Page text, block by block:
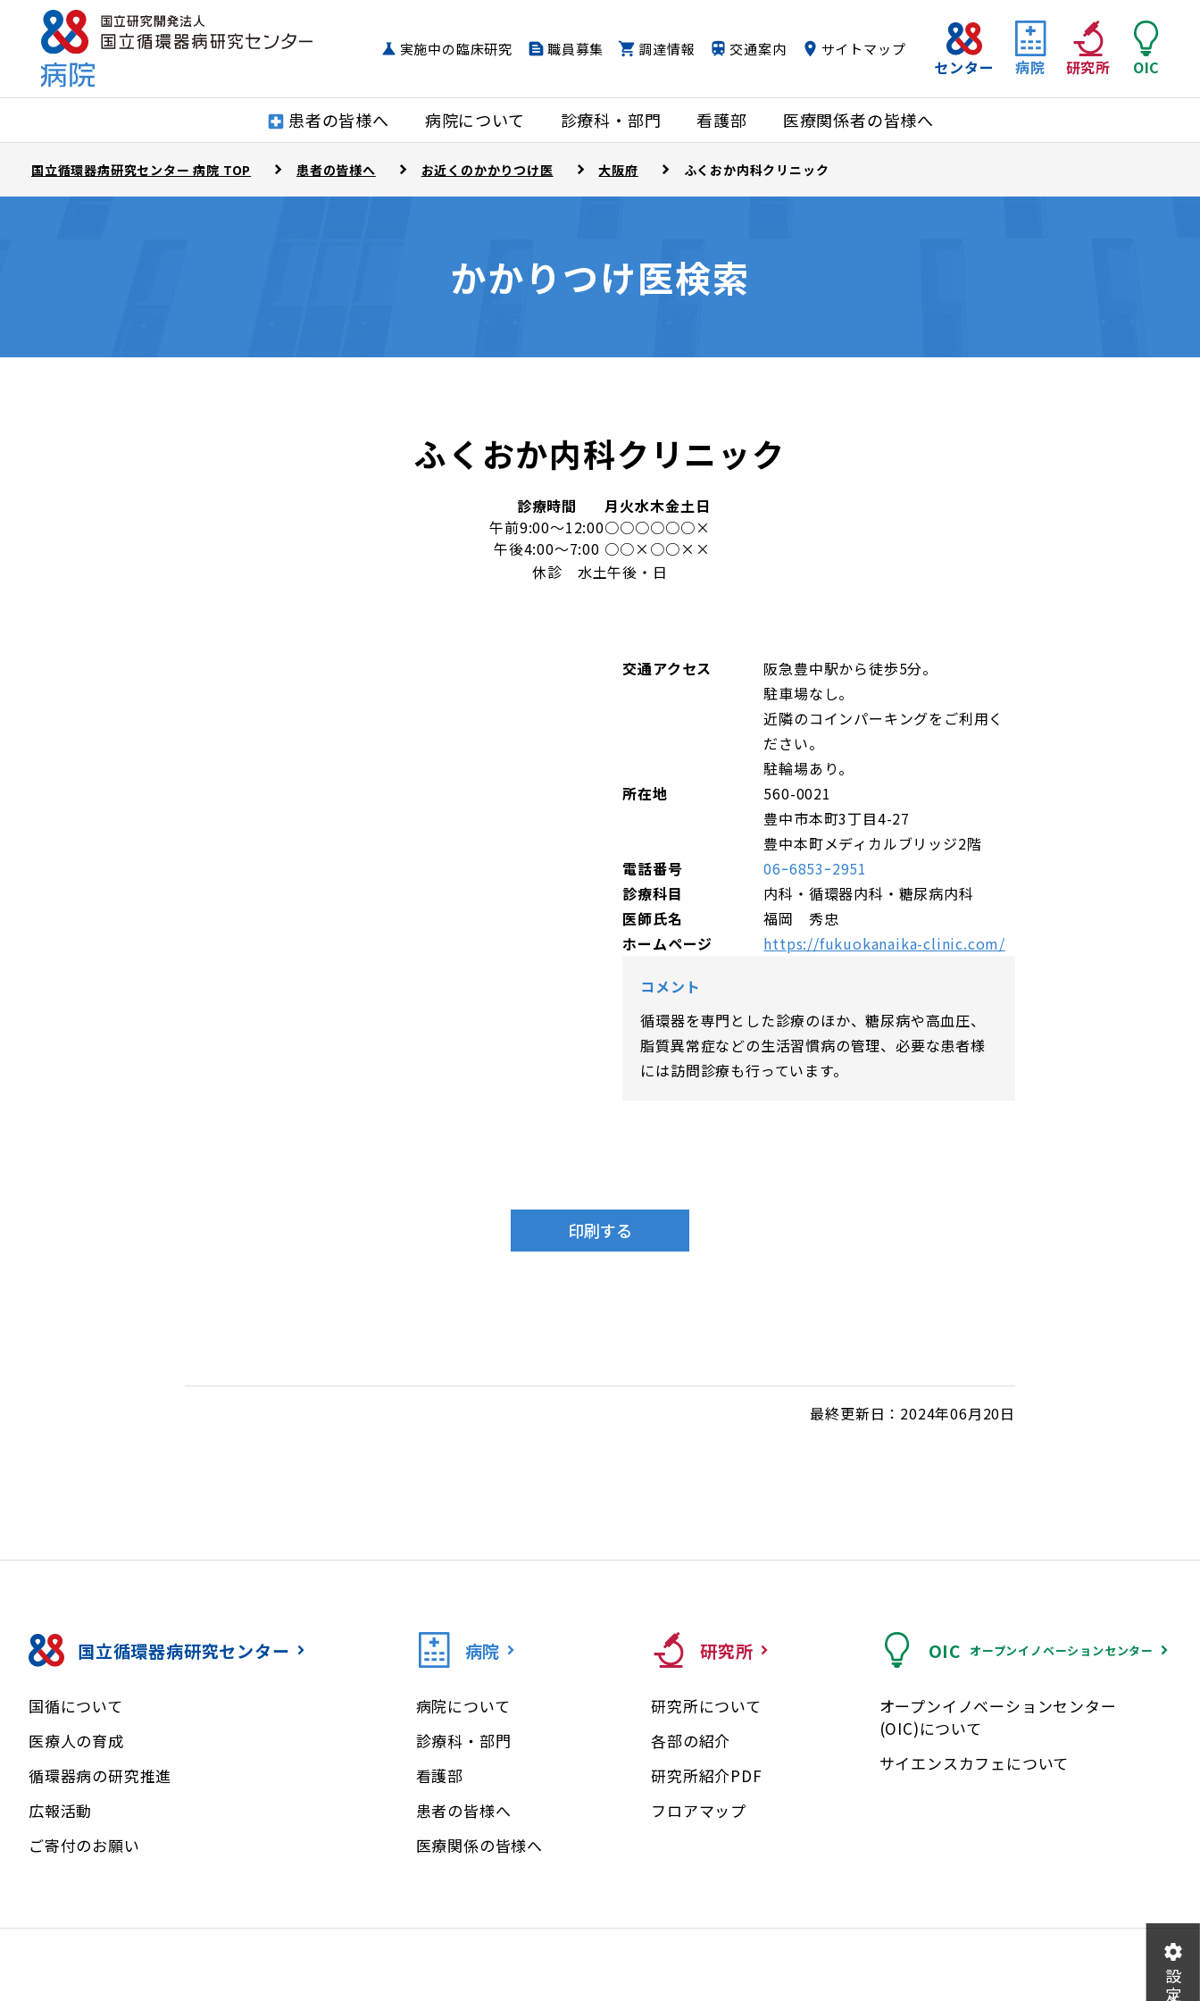
患者の皆様へ 病院について 診療科・部門 看護部 医療関係者の皆様へ
センター 病院 研究所 OIC
実施中の臨床研究 職員募集 調達情報 交通案内 サイトマップ
国立循環器病研究センター 病院 TOP 患者の皆様へ お近くのかかりつけ医 大阪府 ふくおか内科クリニック
かかりつけ医検索
ふくおか内科クリニック
診療時間 月火水木金土日
午前9:00～12:00○○○○○○×
午後4:00～7:00 ○○× ○○× ×
休診 水土午後・日
交通アクセス
阪急豊中駅から徒歩5分。
駐車場なし。
近隣のコインパーキングをご利用く
ださい。
駐輪場あり。
所在地
560-0021
豊中市本町3丁目4-27
豊中本町メディカルブリッジ2階
電話番号
06ｰ6853ｰ2951
診療科目
内科・循環器内科・糖尿病内科
医師氏名
福岡 秀忠
ホームページ
https://fukuokanaika-clinic.com/
コメント
循環器を専門とした診療のほか、糖尿病や高血圧、
脂質異常症などの生活習慣病の管理、必要な患者様
には訪問診療も行っています。
最終更新日：2024年06月20日
国立循環器病研究センター
国循について
医療人の育成
循環器病の研究推進
広報活動
ご寄付のお願い
病院
病院について
診療科・部門
看護部
患者の皆様へ
医療関係の皆様へ
研究所
研究所について
各部の紹介
研究所紹介PDF
フロアマップ
OIC オープンイノベーションセンター
オープンイノベーションセンター
(OIC)について
サイエンスカフェについて